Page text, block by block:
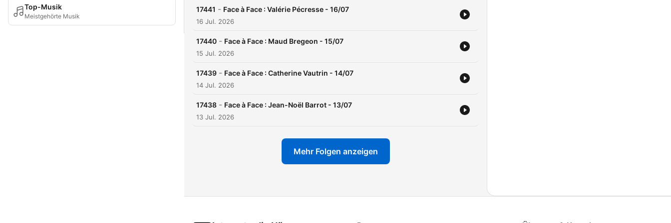
Top-Musik
Meistgehörte Musik
17441 - Face à Face : Valérie Pécresse - 16/07
16 Jul. 2026
17440 - Face à Face : Maud Bregeon - 15/07
15 Jul. 2026
17439 - Face à Face : Catherine Vautrin - 14/07
14 Jul. 2026
17438 - Face à Face : Jean-Noël Barrot - 13/07
13 Jul. 2026
Mehr Folgen anzeigen